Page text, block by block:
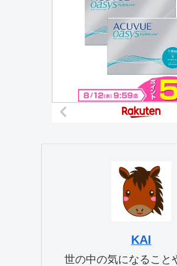
KAI
世の中の気になること